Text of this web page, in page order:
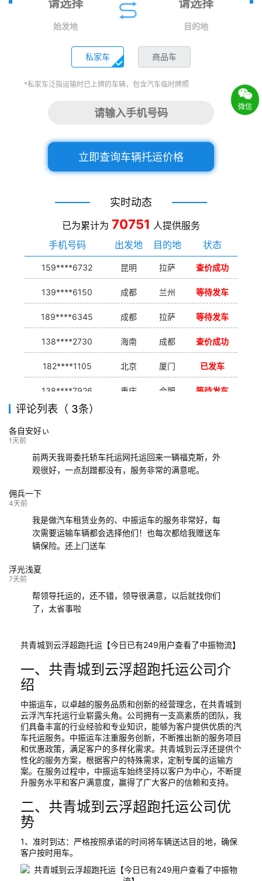
始发地 目的地
私家车 商品车
*私家车泛指运输时已上牌的车辆，包含汽车临时牌照
立即查询车辆托运价格
实时动态
已为累计为 70751 人提供服务
手机号码
出发地 目的地 状态
159****6732 昆明 拉萨 查价成功
139****6150 成都 兰州 等待发车
189****6345 成都 拉萨 等待发车
138****2730 海南 成都 查价成功
182****1105 北京 厦门 已发车
138****7926 重庆 合肥 等待发车
139****9233
评论列表（ 3条）
各自安好ぃ
1天前
前两天我哥委托轿车托运网托运回来一辆福克斯，外
观很好，一点刮蹭都没有，服务非常的满意呢。
佣兵一下
4天前
我是做汽车租赁业务的、中振运车的服务非常好，每
次需要运输车辆都会选择他们！也每次都给我赠送车
辆保险。还上门送车
浮光浅夏
7天前
帮领导托运的，还不错，领导很满意，以后就找你们
了，太省事啦
共青城到云浮超跑托运【今日已有249用户查看了中振物流】
一、共青城到云浮超跑托运公司介
绍
中振运车，以卓越的服务品质和创新的经营理念，在共青城到
云浮汽车托运行业崭露头角。公司拥有一支高素质的团队，我
们具备丰富的行业经验和专业知识，能够为客户提供优质的汽
车托运服务。中振运车注重服务创新，不断推出新的服务项目
和优惠政策，满足客户的多样化需求。共青城到云浮还提供个
性化的服务方案，根据客户的特殊需求，定制专属的运输方
案。在服务过程中，中振运车始终坚持以客户为中心，不断提
升服务水平和客户满意度，赢得了广大客户的信赖和支持。
二、共青城到云浮超跑托运公司优
势
1、准时到达：严格按照承诺的时间将车辆送达目的地，确保
客户按时用车。
微信